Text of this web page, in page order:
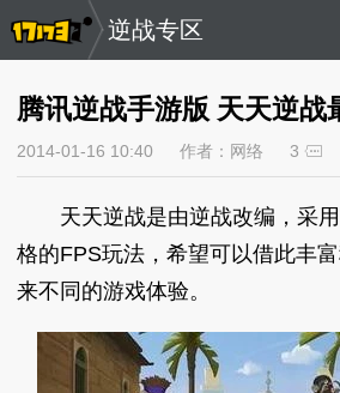
逆战专区
腾讯逆战手游版 天天逆战
2014-01-16 10:40 作者：网络 3
天天逆战是由逆战改编，采用
格的FPS玩法，希望可以借此丰
来不同的游戏体验。